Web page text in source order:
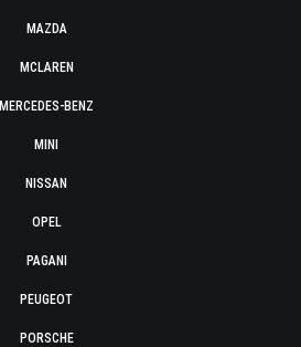
MAZDA
MCLAREN
MERCEDES-BENZ
MINI
NISSAN
OPEL
PAGANI
PEUGEOT
PORSCHE